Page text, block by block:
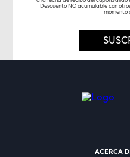
Descuento NO acumulable con
momento
ACERCA